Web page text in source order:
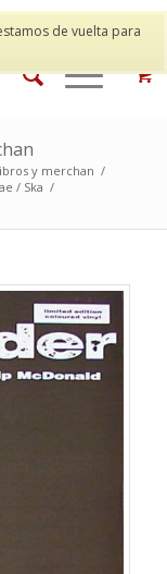
de vuelta para
y merchan /
/ Ska /